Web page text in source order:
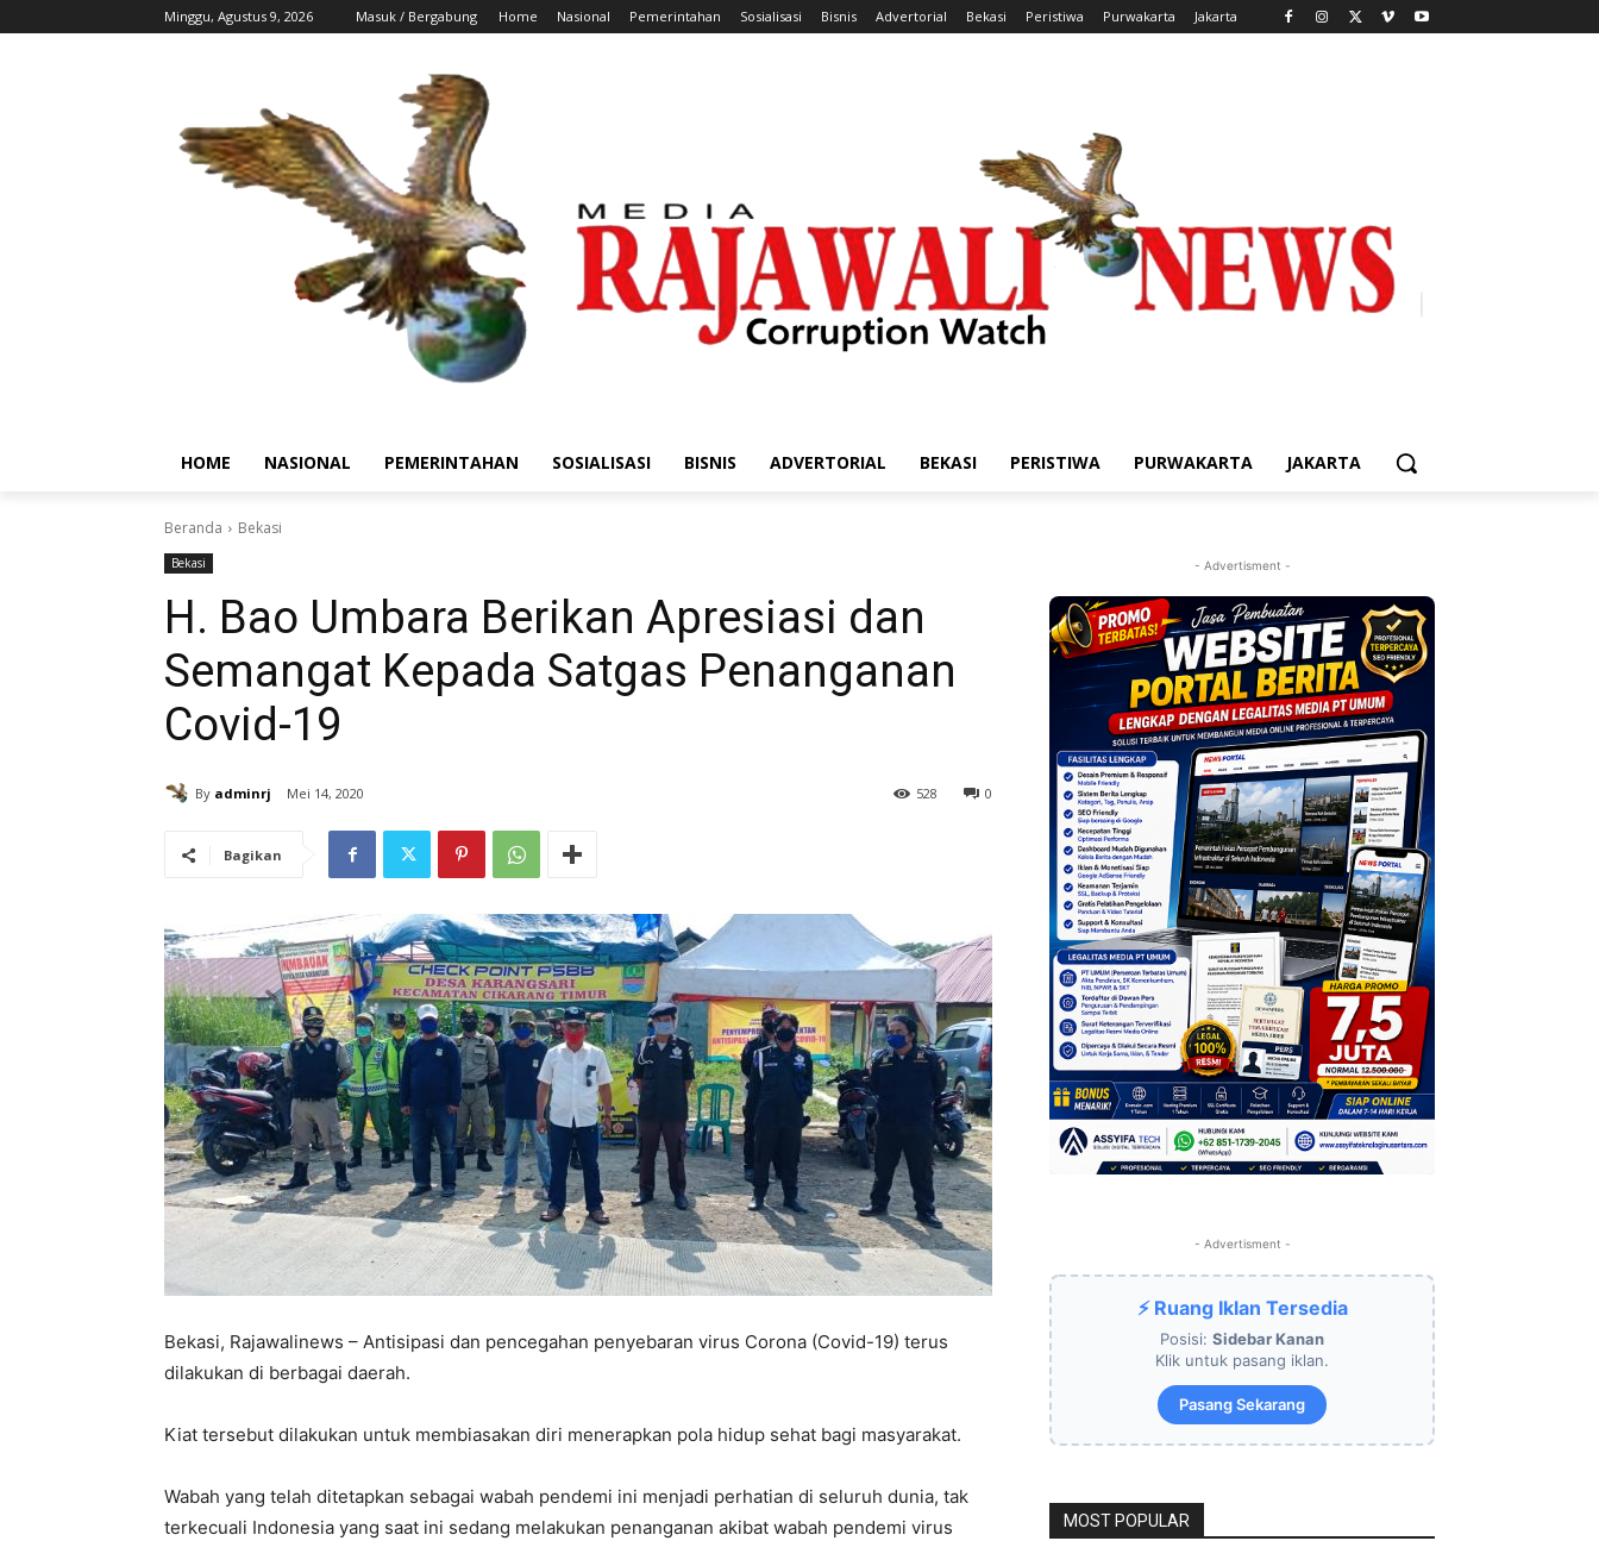
Minggu, Agustus 9, 2026 Masuk / Bergabung Home Nasional Pemerintahan Sosialisasi Bisnis Advertorial Bekasi Peristiwa Purwakarta Jakarta
HOME NASIONAL PEMERINTAHAN SOSIALISASI BISNIS ADVERTORIAL BEKASI PERISTIWA PURWAKARTA JAKARTA
Beranda Bekasi
Bekasi
H. Bao Umbara Berikan Apresiasi dan
Semangat Kepada Satgas Penanganan
Covid-19
By adminrj Mei 14, 2020 0
528
Bagikan
Bekasi, Rajawalinews – Antisipasi dan pencegahan penyebaran virus Corona (Covid-19) terus
dilakukan di berbagai daerah.
Kiat tersebut dilakukan untuk membiasakan diri menerapkan pola hidup sehat bagi masyarakat.
Wabah yang telah ditetapkan sebagai wabah pendemi ini menjadi perhatian di seluruh dunia, tak
terkecuali Indonesia yang saat ini sedang melakukan penanganan akibat wabah pendemi virus
- Advertisment -
- Advertisment -
⚡ Ruang Iklan Tersedia
Posisi: Sidebar Kanan
Klik untuk pasang iklan.
Pasang Sekarang
MOST POPULAR